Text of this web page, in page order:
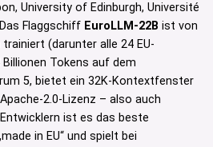
University of Edinburgh, Université
Flaggschiff EuroLLM-22B ist von
(darunter alle 24 EU-
Tokens auf dem
5, bietet ein 32K-Kontextfenster
2.0-Lizenz – also auch
ist es das beste
in EU“ und spielt bei